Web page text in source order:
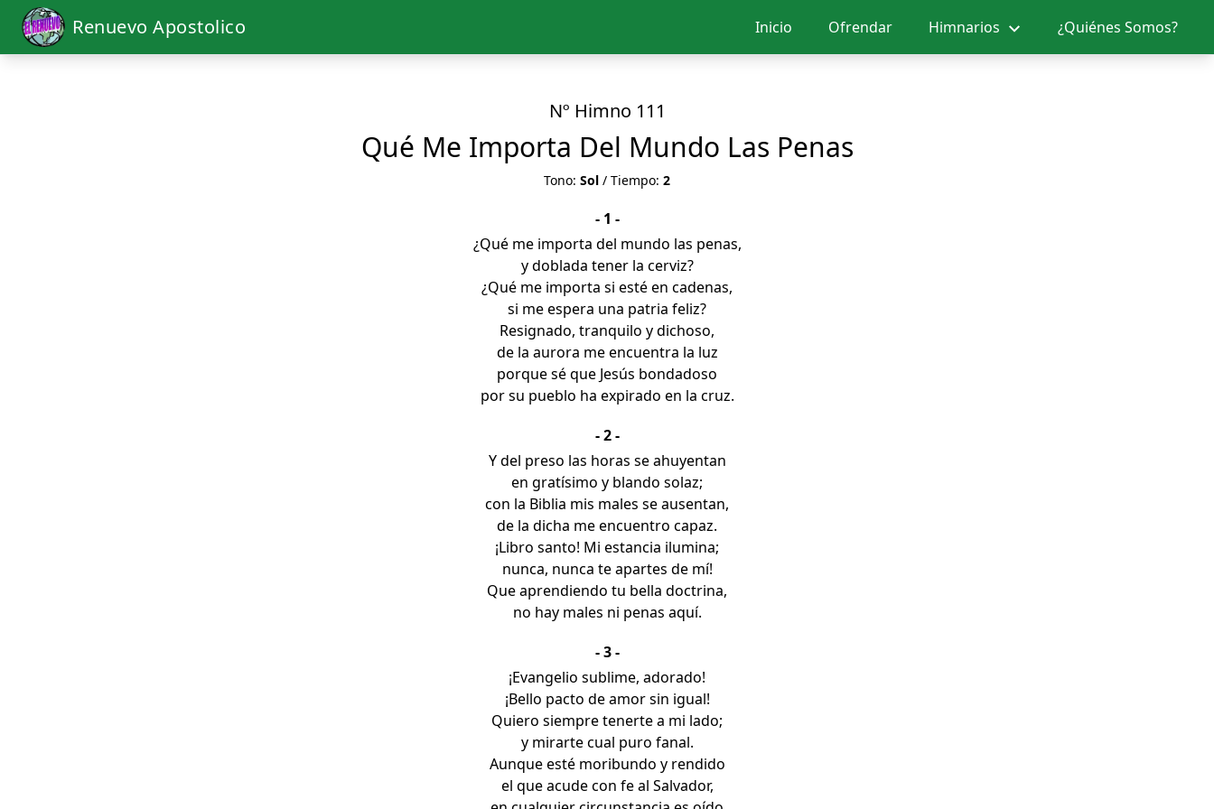
Renuevo Apostolico Inicio Ofrendar Himnarios ¿Quiénes Somos?
Nº Himno 111
Qué Me Importa Del Mundo Las Penas
Tono: Sol / Tiempo: 2
- 1 -
¿Qué me importa del mundo las penas,
y doblada tener la cerviz?
¿Qué me importa si esté en cadenas,
si me espera una patria feliz?
Resignado, tranquilo y dichoso,
de la aurora me encuentra la luz
porque sé que Jesús bondadoso
por su pueblo ha expirado en la cruz.
- 2 -
Y del preso las horas se ahuyentan
en gratísimo y blando solaz;
con la Biblia mis males se ausentan,
de la dicha me encuentro capaz.
¡Libro santo! Mi estancia ilumina;
nunca, nunca te apartes de mí!
Que aprendiendo tu bella doctrina,
no hay males ni penas aquí.
- 3 -
¡Evangelio sublime, adorado!
¡Bello pacto de amor sin igual!
Quiero siempre tenerte a mi lado;
y mirarte cual puro fanal.
Aunque esté moribundo y rendido
el que acude con fe al Salvador,